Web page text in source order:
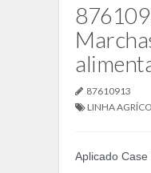
87610913
LINHA
Aplicado